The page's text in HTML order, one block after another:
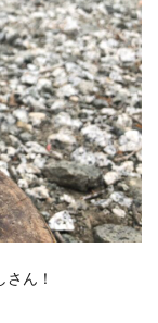
ん！